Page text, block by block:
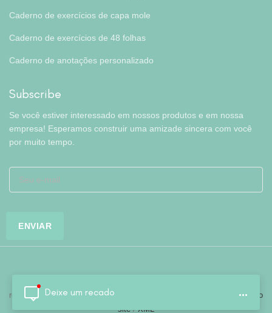
Deixe um recado ...
Caderno de exercícios de capa mole
Caderno de exercícios de 48 folhas
Caderno de anotações personalizado
Subscribe
Se você estiver interessado em nossos produtos e em nossa
empresa! Esperamos construir uma amizade sincera com você
por muito tempo.
reservados. Desenvolvido por
Mapa do
site/XML